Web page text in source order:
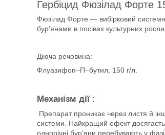
Гербіцид Фюзілад Форте
Фюзілад Форте — вибірковий
бур’янами в посівах культурних
Діюча речовина:
Флуазифоп–П–бутил, 150 г/л.
Механізм дії :
Препарат проникає через листя й
системи. Найкращий ефект
однорічні бур’яни перебувають у